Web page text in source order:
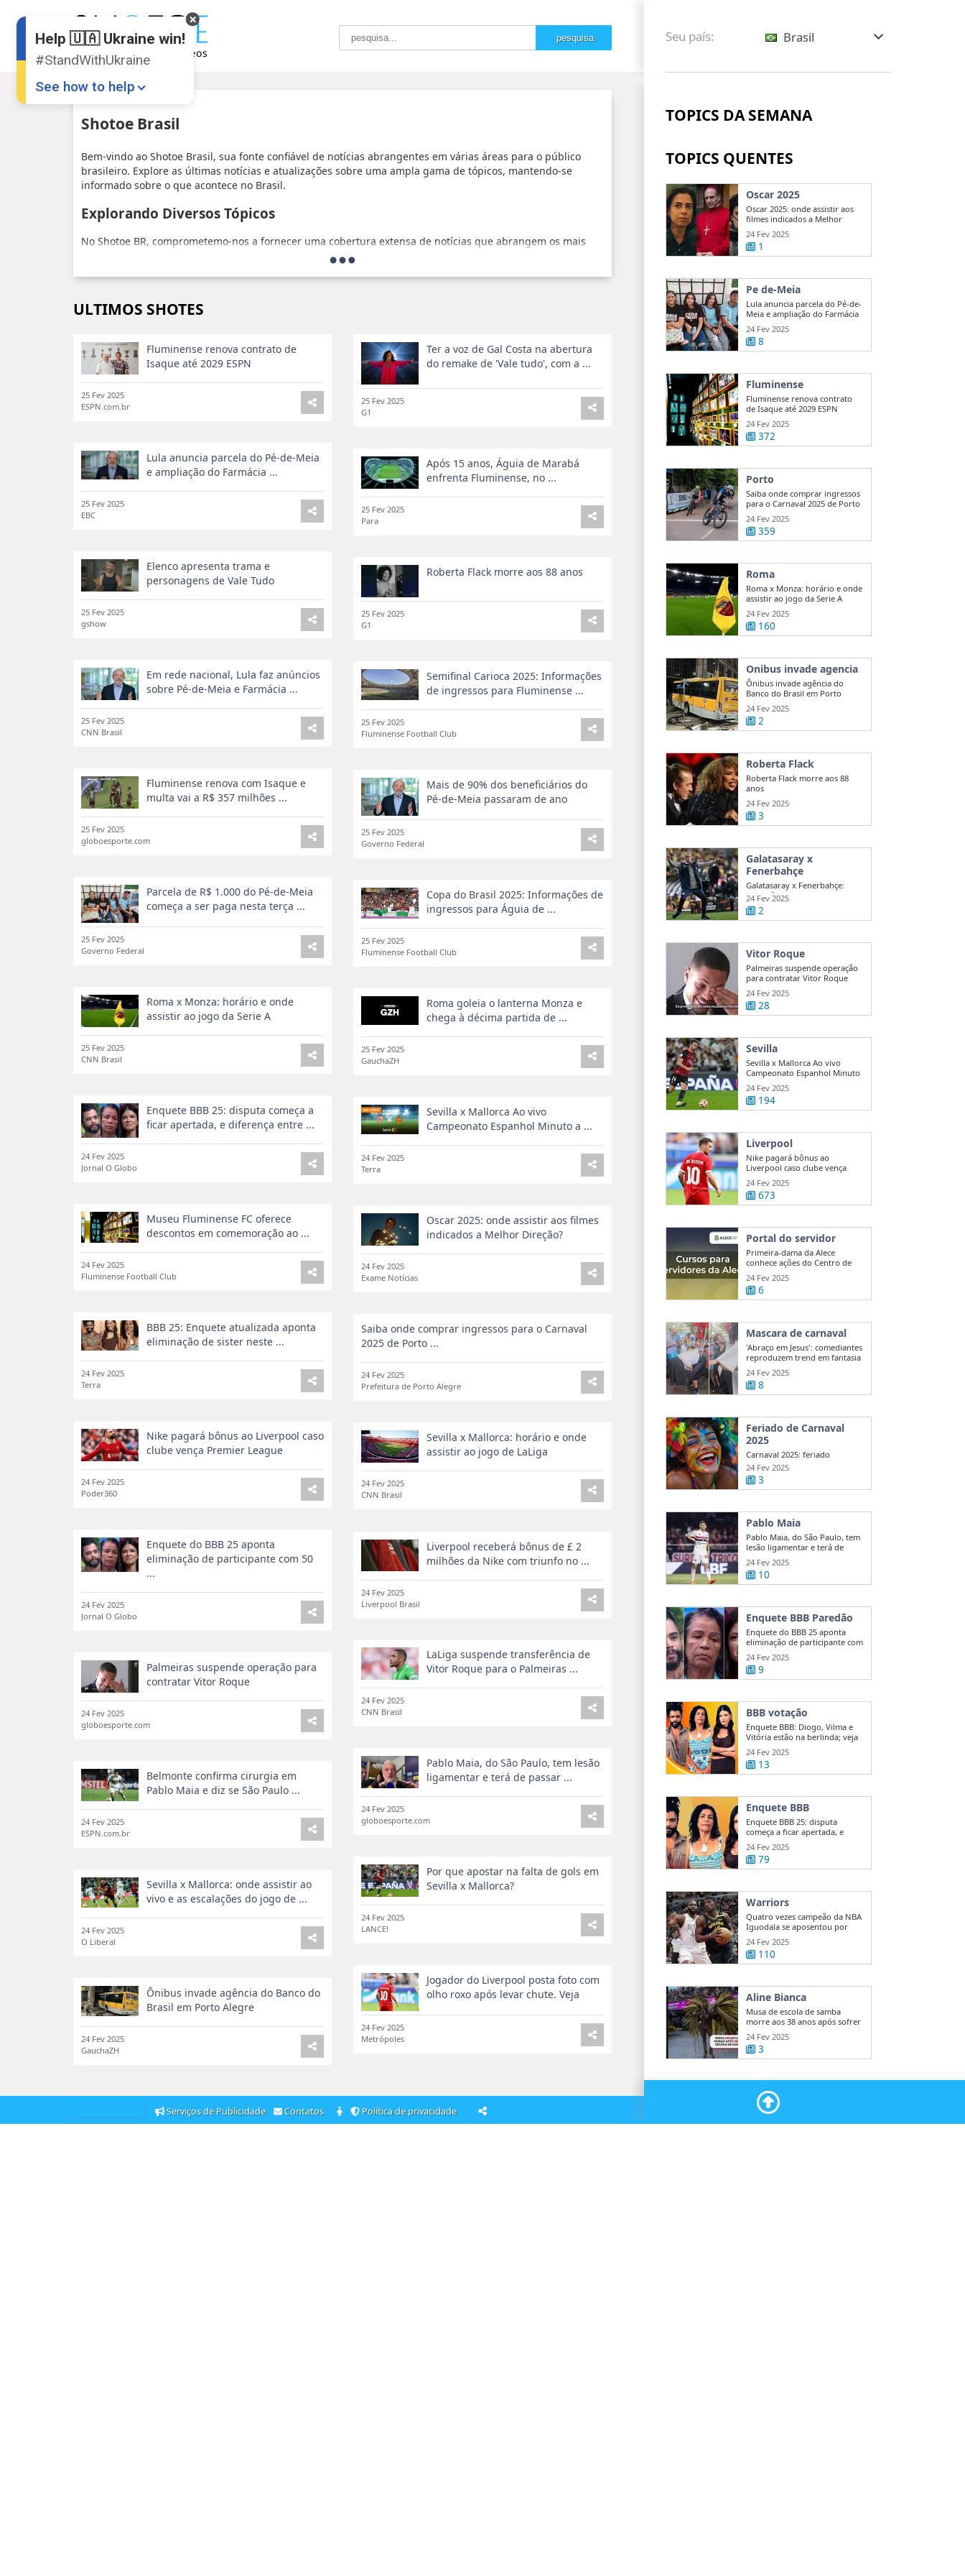
Seu país: Brasil
Shotoe Brasil
Bem-vindo ao Shotoe Brasil, sua fonte confiável de notícias abrangentes em várias áreas para o público
brasileiro. Explore as últimas notícias e atualizações sobre uma ampla gama de tópicos, mantendo-se
informado sobre o que acontece no Brasil.
Explorando Diversos Tópicos
No Shotoe BR, comprometemo-nos a fornecer uma cobertura extensa de notícias que abrangem os mais
variados temas. Seja política, tecnologia, estilo de vida, esportes, saúde ou entretenimento, nossa
país. Entregamos notícias oportunas e relevantes para garantir que você esteja sempre a par do que está
acontecendo no Brasil.
1. Política Nacional
Aprofunde-se em nossa cobertura da Política Nacional
para entender as últimas decisões políticas,
2. Avanços Tecnológicos no Brasil
Explore nossos insights sobre osAvanços Tecnológicos no Brasilque impactam a nação. De inovações a
tendências tecnológicas, mantemos você informado sobre o panorama tech no Brasil.
3. Estilo de Vida Brasileiro
histórias que capturam a essência da vida brasileira.
4. Destaques Esportivos no Brasil
Nossa seção de Destaques Esportivos no Brasiloferece cobertura aprofundada de notícias e eventos
esportivos no país. Fique atualizado sobre seus times e atletas favoritos.
Explore nossa cobertura deSaúde e Bem-Estar no Brasil
. Mantenha-se informado sobre as últimas
tendências de saúde e dicas para manter um estilo de vida saudável no Brasil.
O Shotoe Brasil está comprometido em fornecer notícias precisas e relevantes que impactam
diretamente a diversidade do Brasil. Assine nossas atualizações para se manter informado
Explore as histórias que definem o Brasil. Visite o br.shotoe.com e conecte-se ao pulso do país!
ULTIMOS SHOTES
Fluminense renova contrato de
Isaque até 2029 ESPN
25 Fev 2025
ESPN.com.br
Ter a voz de Gal Costa na abertura
do remake de 'Vale tudo', com a ...
25 Fev 2025
G1
Lula anuncia parcela do Pé-de-Meia
e ampliação do Farmácia ...
25 Fev 2025
EBC
Após 15 anos, Águia de Marabá
enfrenta Fluminense, no ...
25 Fev 2025
Para
Elenco apresenta trama e
personagens de Vale Tudo
25 Fev 2025
gshow
Roberta Flack morre aos 88 anos
25 Fev 2025
G1
Em rede nacional, Lula faz anúncios
sobre Pé-de-Meia e Farmácia ...
25 Fev 2025
CNN Brasil
Semifinal Carioca 2025: Informações
de ingressos para Fluminense ...
25 Fev 2025
Fluminense Football Club
Fluminense renova com Isaque e
multa vai a R$ 357 milhões ...
25 Fev 2025
globoesporte.com
Mais de 90% dos beneficiários do
Pé-de-Meia passaram de ano
25 Fev 2025
Governo Federal
Parcela de R$ 1.000 do Pé-de-Meia
começa a ser paga nesta terça ...
25 Fev 2025
Governo Federal
Copa do Brasil 2025: Informações de
ingressos para Águia de ...
25 Fev 2025
Fluminense Football Club
Roma x Monza: horário e onde
assistir ao jogo da Serie A
25 Fev 2025
CNN Brasil
Roma goleia o lanterna Monza e
chega à décima partida de ...
25 Fev 2025
GauchaZH
Enquete BBB 25: disputa começa a
ficar apertada, e diferença entre ...
24 Fev 2025
Jornal O Globo
Sevilla x Mallorca Ao vivo
Campeonato Espanhol Minuto a ...
24 Fev 2025
Terra
Museu Fluminense FC oferece
descontos em comemoração ao ...
24 Fev 2025
Fluminense Football Club
Oscar 2025: onde assistir aos filmes
indicados a Melhor Direção?
24 Fev 2025
Exame Notícias
BBB 25: Enquete atualizada aponta
eliminação de sister neste ...
24 Fev 2025
Terra
Saiba onde comprar ingressos para o Carnaval
2025 de Porto ...
24 Fev 2025
Prefeitura de Porto Alegre
Nike pagará bônus ao Liverpool caso
clube vença Premier League
24 Fev 2025
Poder360
Sevilla x Mallorca: horário e onde
assistir ao jogo de LaLiga
24 Fev 2025
CNN Brasil
Enquete do BBB 25 aponta
eliminação de participante com 50
...
24 Fev 2025
Jornal O Globo
Liverpool receberá bônus de £ 2
milhões da Nike com triunfo no ...
24 Fev 2025
Liverpool Brasil
LaLiga suspende transferência de
Vitor Roque para o Palmeiras ...
24 Fev 2025
CNN Brasil
Palmeiras suspende operação para
contratar Vitor Roque
24 Fev 2025
globoesporte.com
Pablo Maia, do São Paulo, tem lesão
ligamentar e terá de passar ...
24 Fev 2025
globoesporte.com
Belmonte confirma cirurgia em
Pablo Maia e diz se São Paulo ...
24 Fev 2025
ESPN.com.br
Por que apostar na falta de gols em
Sevilla x Mallorca?
24 Fev 2025
LANCE!
Sevilla x Mallorca: onde assistir ao
vivo e as escalações do jogo de ...
24 Fev 2025
O Liberal
Jogador do Liverpool posta foto com
olho roxo após levar chute. Veja
24 Fev 2025
Metrópoles
Ônibus invade agência do Banco do
Brasil em Porto Alegre
24 Fev 2025
GauchaZH
TOPICS DA SEMANA
TOPICS QUENTES
Oscar 2025
Oscar 2025: onde assistir aos
filmes indicados a Melhor
Direção?
24 Fev 2025
1
Pe de-Meia
Lula anuncia parcela do Pé-de-
Meia e ampliação do Farmácia
...24 Fev 2025
8
Fluminense
Fluminense renova contrato
de Isaque até 2029 ESPN
24 Fev 2025
372
Porto
Saiba onde comprar ingressos
para o Carnaval 2025 de Porto
...24 Fev 2025
359
Roma
Roma x Monza: horário e onde
assistir ao jogo da Serie A
24 Fev 2025
160
Onibus invade agencia
Ônibus invade agência do
Banco do Brasil em Porto
Alegre
24 Fev 2025
2
Roberta Flack
Roberta Flack morre aos 88
anos
24 Fev 2025
3
Galatasaray x
Fenerbahçe
Galatasaray x Fenerbahçe:
acusações de Mourinho agitam
dérbi
24 Fev 2025
2
Vitor Roque
Palmeiras suspende operação
para contratar Vitor Roque
24 Fev 2025
28
Sevilla
Sevilla x Mallorca Ao vivo
Campeonato Espanhol Minuto
a ...
24 Fev 2025
194
Liverpool
Nike pagará bônus ao
Liverpool caso clube vença
Premier League
24 Fev 2025
673
Portal do servidor
Primeira-dama da Alece
conhece ações do Centro de
Mediação e ...
24 Fev 2025
6
Mascara de carnaval
'Abraço em Jesus': comediantes
reproduzem trend em fantasia
de ...
24 Fev 2025
8
Feriado de Carnaval
2025
Carnaval 2025: feriado
nacional ou ponto facultativo?
Veja quem ...
24 Fev 2025
3
Pablo Maia
Pablo Maia, do São Paulo, tem
lesão ligamentar e terá de
passar ...
24 Fev 2025
10
Enquete BBB Paredão
Enquete do BBB 25 aponta
eliminação de participante com
50 ...
24 Fev 2025
9
BBB votação
Enquete BBB: Diogo, Vilma e
Vitória estão na berlinda; veja
quem ...
24 Fev 2025
13
Enquete BBB
Enquete BBB 25: disputa
começa a ficar apertada, e
diferença entre ...
24 Fev 2025
79
Warriors
Quatro vezes campeão da NBA
Iguodala se aposentou por
Warriors ...
24 Fev 2025
110
Aline Bianca
Musa de escola de samba
morre aos 38 anos após sofrer
enfarte ...
24 Fev 2025
3
Serviços de Publicidade Contatos Política de privacidade
Help 🇺🇦 Ukraine win!
#StandWithUkraine
See how to help
💸
Support Ukraine
❤
Share this widget
📌